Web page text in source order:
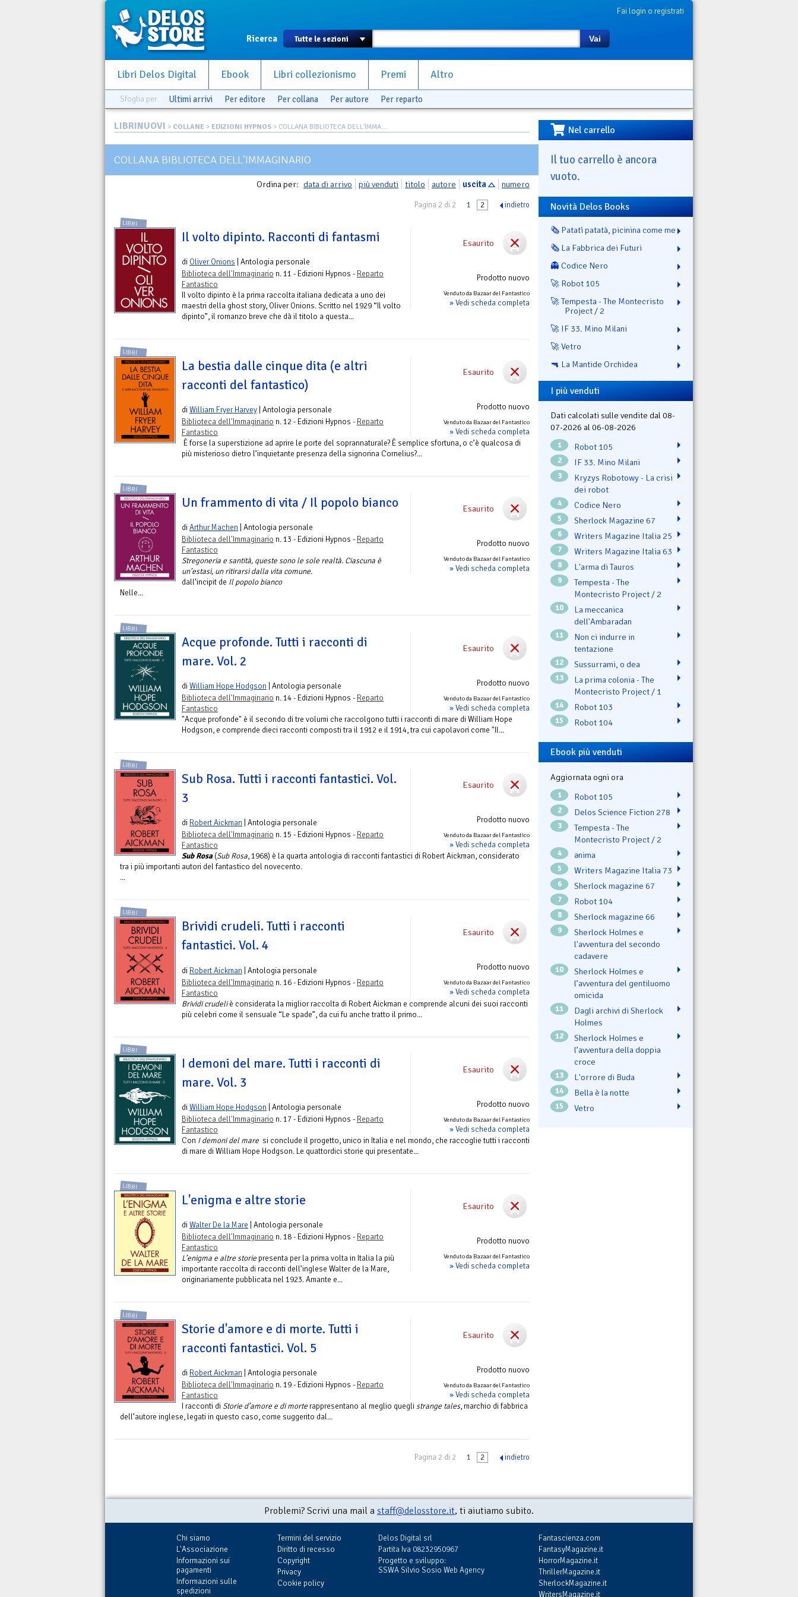
Fai login o registrati
Ricerca Vai
Libri Delos Digital Ebook Libri collezionismo Premi Altro
Sfoglia per Ultimi arrivi Per editore Per collana Per autore Per reparto
LIBRINUOVI > COLLANE > EDIZIONI HYPNOS > COLLANA BIBLIOTECA DELL'IMMA...
COLLANA BIBLIOTECA DELL'IMMAGINARIO
Ordina per: data di arrivo più venduti titolo autore uscita numero
Pagina 2 di 2 1 2 indietro
Esaurito
Prodotto nuovo
Venduto da Bazaar del Fantastico
» Vedi scheda completa
LIBRI
Il volto dipinto. Racconti di fantasmi
di Oliver Onions | Antologia personale
Biblioteca dell'Immaginario n. 11 - Edizioni Hypnos - Reparto
Fantastico
Il volto dipinto è la prima raccolta italiana dedicata a uno dei
maestri della ghost story, Oliver Onions. Scritto nel 1929 “Il volto
dipinto”, il romanzo breve che dà il titolo a questa...
Esaurito
Prodotto nuovo
Venduto da Bazaar del Fantastico
» Vedi scheda completa
LIBRI
La bestia dalle cinque dita (e altri
racconti del fantastico)
diWilliam Fryer Harvey | Antologia personale
Biblioteca dell'Immaginario n. 12 - Edizioni Hypnos - Reparto
Fantastico
È forse la superstizione ad aprire le porte del soprannaturale? È semplice sfortuna, o c’è qualcosa di
più misterioso dietro l’inquietante presenza della signorina Cornelius?...
Esaurito
Prodotto nuovo
Venduto da Bazaar del Fantastico
» Vedi scheda completa
LIBRI
Un frammento di vita / Il popolo bianco
diArthur Machen | Antologia personale
Biblioteca dell'Immaginario n. 13 - Edizioni Hypnos - Reparto
Fantastico
Stregoneria e santità, queste sono le sole realtà. Ciascuna è
un’estasi, un ritirarsi dalla vita comune.
dall’incipit de Il popolo bianco
Nelle...
Esaurito
Prodotto nuovo
Venduto da Bazaar del Fantastico
» Vedi scheda completa
LIBRI
Acque profonde. Tutti i racconti di
mare. Vol. 2
diWilliam Hope Hodgson | Antologia personale
Biblioteca dell'Immaginario n. 14 - Edizioni Hypnos - Reparto
Fantastico
"Acque profonde" è il secondo di tre volumi che raccolgono tutti i racconti di mare di William Hope
Hodgson, e comprende dieci racconti composti tra il 1912 e il 1914, tra cui capolavori come "Il...
Esaurito
Prodotto nuovo
Venduto da Bazaar del Fantastico
» Vedi scheda completa
LIBRI
Sub Rosa. Tutti i racconti fantastici. Vol.
3
di Robert Aickman | Antologia personale
Biblioteca dell'Immaginario n. 15 - Edizioni Hypnos - Reparto
Fantastico
Sub Rosa(Sub Rosa, 1968) è la quarta antologia di racconti fantastici di Robert Aickman, considerato
tra i più importanti autori del fantastico del novecento.
...
Esaurito
Prodotto nuovo
Venduto da Bazaar del Fantastico
» Vedi scheda completa
LIBRI
Brividi crudeli. Tutti i racconti
fantastici. Vol. 4
di Robert Aickman | Antologia personale
Biblioteca dell'Immaginario n. 16 - Edizioni Hypnos - Reparto
Fantastico
Brividi crudeliè considerata la miglior raccolta di Robert Aickman e comprende alcuni dei suoi racconti
più celebri come il sensuale “Le spade”, da cui fu anche tratto il primo...
Esaurito
Prodotto nuovo
Venduto da Bazaar del Fantastico
» Vedi scheda completa
LIBRI
I demoni del mare. Tutti i racconti di
mare. Vol. 3
diWilliam Hope Hodgson | Antologia personale
Biblioteca dell'Immaginario n. 17 - Edizioni Hypnos - Reparto
Fantastico
Con I demoni del mare si conclude il progetto, unico in Italia e nel mondo, che raccoglie tutti i racconti
di mare di William Hope Hodgson. Le quattordici storie qui presentate...
Esaurito
Prodotto nuovo
Venduto da Bazaar del Fantastico
» Vedi scheda completa
LIBRI
L'enigma e altre storie
diWalter De la Mare | Antologia personale
Biblioteca dell'Immaginario n. 18 - Edizioni Hypnos - Reparto
Fantastico
L’enigma e altre storie presenta per la prima volta in Italia la più
importante raccolta di racconti dell’inglese Walter de la Mare,
originariamente pubblicata nel 1923. Amante e...
Esaurito
Prodotto nuovo
Venduto da Bazaar del Fantastico
» Vedi scheda completa
LIBRI
Storie d'amore e di morte. Tutti i
racconti fantastici. Vol. 5
di Robert Aickman | Antologia personale
Biblioteca dell'Immaginario n. 19 - Edizioni Hypnos - Reparto
Fantastico
I racconti di Storie d’amore e di morterappresentano al meglio queglistrange tales, marchio di fabbrica
dell’autore inglese, legati in questo caso, come suggerito dal...
Pagina 2 di 2 1 2 indietro
Nel carrello
Il tuo carrello è ancora
vuoto.
Novità Delos Books
🗞️ Patatì patatà, picinina come me
🗞️ La Fabbrica dei Futuri
👻 Codice Nero
🚀 Robot 105
🚀 Tempesta - The Montecristo
Project / 2
🚀 IF 33. Mino Milani
🚀 Vetro
🔫 La Mantide Orchidea
I più venduti
Dati calcolati sulle vendite dal 08-
07-2026 al 06-08-2026
1 Robot 105
2 IF 33. Mino Milani
3
Kryzys Robotowy - La crisi
dei robot
4 Codice Nero
5 Sherlock Magazine 67
6 Writers Magazine Italia 25
7 Writers Magazine Italia 63
8 L'arma di Tauros
9
Tempesta - The
Montecristo Project / 2
10
La meccanica
dell'Ambaradan
11
Non ci indurre in
tentazione
12 Sussurrami, o dea
13
La prima colonia - The
Montecristo Project / 1
14 Robot 103
15 Robot 104
Ebook più venduti
Aggiornata ogni ora
1 Robot 105
2 Delos Science Fiction 278
3
Tempesta - The
Montecristo Project / 2
4 ənima
5 Writers Magazine Italia 73
6 Sherlock magazine 67
7 Robot 104
8 Sherlock magazine 66
9
Sherlock Holmes e
l'avventura del secondo
cadavere
10
Sherlock Holmes e
l’avventura del gentiluomo
omicida
11
Dagli archivi di Sherlock
Holmes
12
Sherlock Holmes e
l’avventura della doppia
croce
13 L'orrore di Buda
14 Bella è la notte
15 Vetro
Problemi? Scrivi una mail a staff@delosstore.it, ti aiutiamo subito.
Chi siamo
L'Associazione
Informazioni sui
pagamenti
Informazioni sulle
spedizioni
Termini del servizio
Diritto di recesso
Copyright
Privacy
Cookie policy
Delos Digital srl
Partita Iva 08232950967
Progetto e sviluppo:
SSWA Silvio Sosio Web Agency
Fantascienza.com
FantasyMagazine.it
HorrorMagazine.it
ThrillerMagazine.it
SherlockMagazine.it
WritersMagazine.it